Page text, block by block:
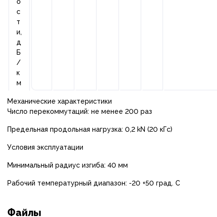
с
т
и,
д
Б
/
к
м
Механические характеристики
Число перекоммутаций: не менее 200 раз
Предельная продольная нагрузка: 0,2 kN (20 кГс)
Условия эксплуатации
Минимальный радиус изгиба: 40 мм
Рабочий температурный диапазон: -20 +50 град. С
Файлы